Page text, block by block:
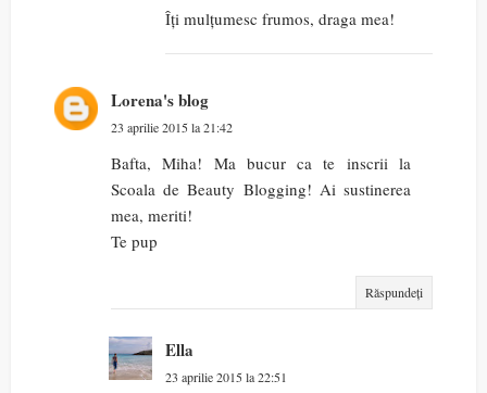
Îți mulțumesc frumos, draga mea!
Lorena's blog
23 aprilie 2015 la 21:42
Bafta, Miha! Ma bucur ca te inscrii la
Scoala de Beauty Blogging! Ai sustinerea
mea, meriti!
Te pup
Răspundeți
Ella
23 aprilie 2015 la 22:51